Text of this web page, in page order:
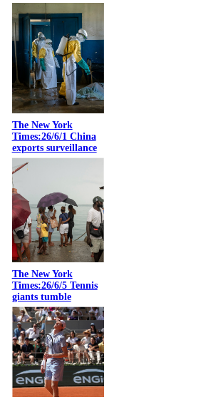
The New York
Times:26/6/1 China
exports surveillance
The New York
Times:26/6/5 Tennis
giants tumble